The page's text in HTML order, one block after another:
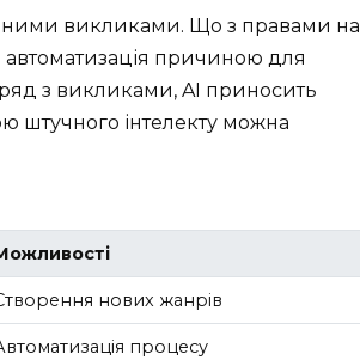
викликами. Що з правами на
причиною для
з викликами, AI приносить
штучного інтелекту можна
нових жанрів
процесу